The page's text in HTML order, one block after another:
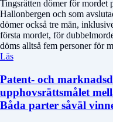
Tingsrätten dömer för mordet
Hallonbergen och som
dömer också tre män,
första mordet, för
döms alltså fem personer för
Läs
Patent- och
upphovsrättsmålet
Båda parter såväl